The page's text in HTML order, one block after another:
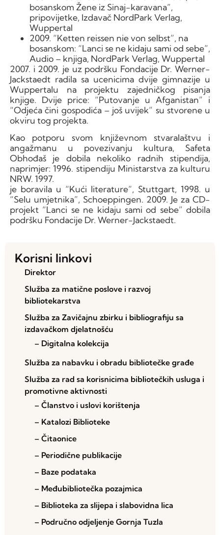
bosanskom Žene iz Sinaj-karavana”,
pripovijetke, Izdavač NordPark Verlag,
Wuppertal
2009. “Ketten reissen nie von selbst”, na
bosanskom: “Lanci se ne kidaju sami od sebe”,
Audio – knjiga, NordPark Verlag, Wuppertal
2007. i 2009. je uz podršku Fondacije Dr. Werner-
Jackstaedt radila sa ucenicima dvije gimnazije u
Wuppertalu na projektu zajedničkog pisanja
knjige. Dvije price: “Putovanje u Afganistan” i
“Odjeća čini gospodića – još uvijek” su stvorene u
okviru tog projekta.
Kao potporu svom književnom stvaralaštvu i
angažmanu u povezivanju kultura, Safeta
Obhođaš je dobila nekoliko radnih stipendija,
naprimjer: 1996. stipendiju Ministarstva za kulturu
NRW. 1997.
je boravila u “Kući literature”, Stuttgart, 1998. u
“Selu umjetnika”, Schoeppingen. 2009. Je za CD-
projekt “Lanci se ne kidaju sami od sebe” dobila
podršku Fondacije Dr. Werner-Jackstaedt.
Korisni linkovi
Direktor
Služba za matične poslove i razvoj
bibliotekarstva
Služba za Zavičajnu zbirku i bibliografiju sa
izdavačkom djelatnošću
– Digitalna kolekcija
Služba za nabavku i obradu bibliotečke građe
Služba za rad sa korisnicima bibliotečkih usluga i
promotivne aktivnosti
– Članstvo i uslovi korištenja
– Katalozi Biblioteke
– Čitaonice
– Periodične publikacije
– Baze podataka
– Međubibliotečka pozajmica
– Biblioteka za slijepa i slabovidna lica
– Područno odjeljenje Gornja Tuzla